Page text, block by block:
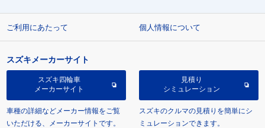
ご利用にあたって 個人情報について
スズキメーカーサイト
スズキ四輪車
メーカーサイト
車種の詳細などメーカー情報をご覧
いただける、メーカーサイトです。
見積り
シミュレーション
スズキのクルマの見積りを簡単にシ
ミュレーションできます。